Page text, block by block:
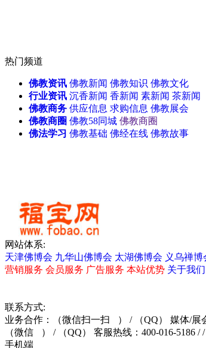
天津佛事展 无锡佛博会
热门频道
佛教资讯 佛教新闻 佛教知识 佛教文化
行业资讯 沉香新闻 香新闻 素新闻 茶新闻
佛教商务 供应信息 求购信息 佛教展会
佛教商圈 佛教58同城 佛教商圈
佛法学习 佛教基础 佛经在线 佛教故事
网站体系:
天津佛博会 九华山佛博会 太湖佛博会 义乌禅博
营销服务 会员服务 广告服务 本站优势 关于我们
联系方式:
业务合作：
（微信扫一扫 ） / （QQ）
媒体/展
（微信
） / （QQ）
客服热线：400-016-5186 / /
手机端